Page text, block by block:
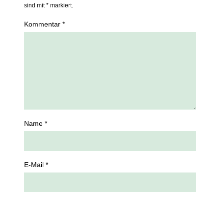
sind mit * markiert.
Kommentar *
Name *
E-Mail *